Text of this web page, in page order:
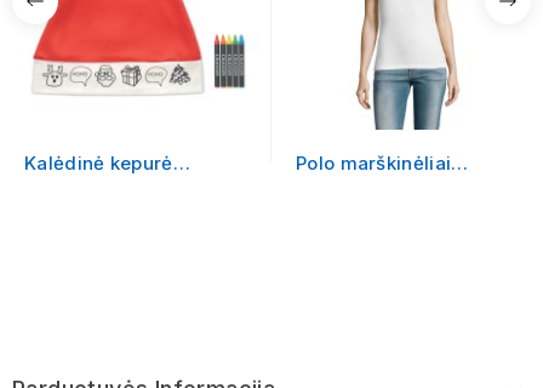
Kalėdinė kepurė
Polo marškinėliai